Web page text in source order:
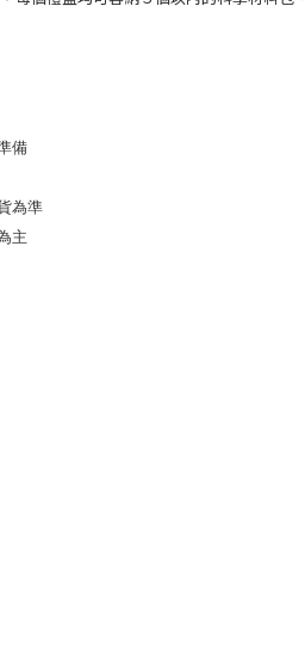
備
為準
主